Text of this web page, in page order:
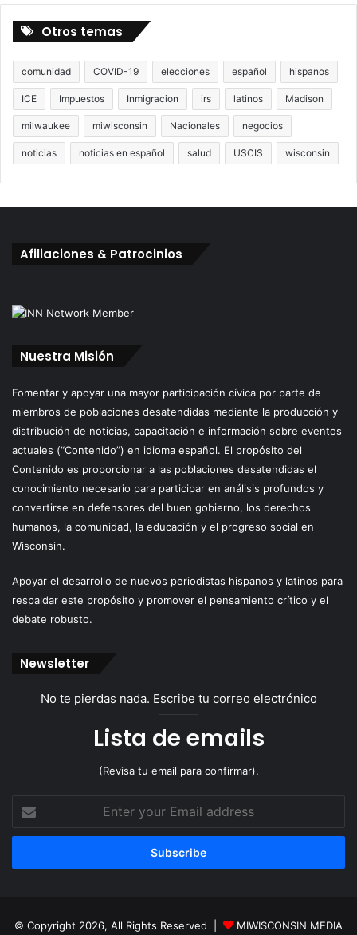
Otros temas
comunidad COVID-19 elecciones español hispanos
ICE Impuestos Inmigracion irs latinos Madison
milwaukee miwisconsin Nacionales negocios
noticias noticias en español salud USCIS wisconsin
Afiliaciones & Patrocinios
Nuestra Misión
Fomentar y apoyar una mayor participación cívica por parte de
miembros de poblaciones desatendidas mediante la producción y
distribución de noticias, capacitación e información sobre eventos
actuales (“Contenido”) en idioma español. El propósito del
Contenido es proporcionar a las poblaciones desatendidas el
conocimiento necesario para participar en análisis profundos y
convertirse en defensores del buen gobierno, los derechos
humanos, la comunidad, la educación y el progreso social en
Wisconsin.
Apoyar el desarrollo de nuevos periodistas hispanos y latinos para
respaldar este propósito y promover el pensamiento crítico y el
debate robusto.
Newsletter
No te pierdas nada. Escribe tu correo electrónico
Lista de emails
(Revisa tu email para confirmar).
your
Email
© Copyright 2026, All Rights Reserved | MIWISCONSIN MEDIA